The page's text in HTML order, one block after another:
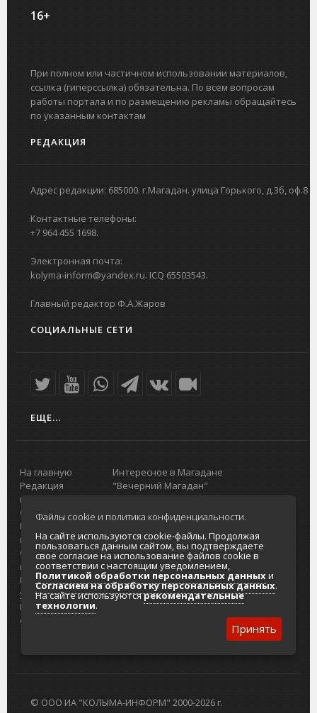
16+
При полном или частичном использовании материалов,
ссылка (гиперссылка) обязательна. По всем вопросам
работы портала и по размещению рекламы обращайтесь
по указанным контактам
РЕДАКЦИЯ
Адрес редакции: 685000. г.Магадан. улица Горького, д.3б, оф.8
Контактные телефоны:
+7 964 455 1698.
Электронная почта:
kolyma-inform@yandex.ru. ICQ 65503543.
Главный редактор Ф.А.Жаров
СОЦИАЛЬНЫЕ СЕТИ
ЕЩЕ...
На главную
Редакция
портала
О проекте
Реклама на
портале
Отзывы и
предложения
Интернет-
услуги
Разработка
сайтов
Интересное в Магадане
"Вечерний Магадан"
Городская доска объявлений
Реклама
Главный туристический портал
Колымы
Политика в отношении обработки
персональных данных
Согласие на обработку персональных
данных
© ООО ИА "КОЛЫМА-ИНФОРМ" 2000-2026 г.
Файлы cookie и политика конфиденциальности.
На сайте используются cookie-файлы. Продолжая
пользоваться данным сайтом, вы подтверждаете
свое согласие на использование файлов cookie в
соответствии с настоящим уведомлением,
Политикой обработки персональных данныхи
Согласием на обработку персональных данных.
На сайте используютсярекомендательные
технологии.
Принять